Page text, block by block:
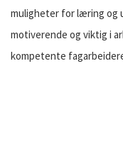
muligheter for læring og
motiverende og viktig i
kompetente